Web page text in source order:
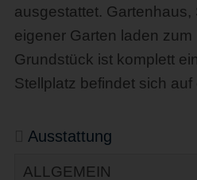
ausgestattet. Gartenhaus,
eigener Garten laden
Grundstück ist komplett
Stellplatz befindet sich
Ausstattung
ALLGEMEIN